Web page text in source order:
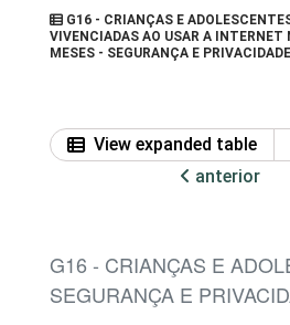
G16 - CRIANÇAS E
VIVENCIADAS AO USAR A INTERNET
MESES - SEGURANÇA E PRIVACIDADE
View expanded table
anterior
G16 - CRIANÇAS E
SEGURANÇA E